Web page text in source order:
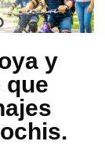
y
que